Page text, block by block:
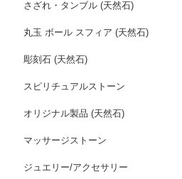
さざれ・タンブル (天然石)
丸玉 ボール スフィア (天然石)
彫刻石 (天然石)
スピリチュアルストーン
オリジナル製品 (天然石)
マッサージストーン
ジュエリー/アクセサリー